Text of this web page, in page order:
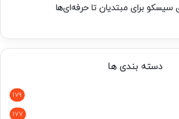
سیسکو برای مبتدیان تا حرفه‌ای‌ها
دسته بندی ها
179
177